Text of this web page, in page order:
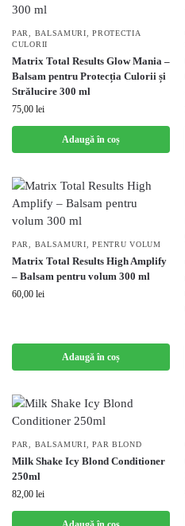
PAR BALSAMURI ,PROTECTIA
CULORII
Matrix Total Results Glow Mania –
Balsam pentru Protecția Culorii și
Strălucire 300 ml
75,00 lei
Adaugă în coș
PAR BALSAMURI ,PENTRU VOLUM
Matrix Total Results High Amplify
– Balsam pentru volum 300 ml
60,00 lei
Adaugă în coș
PAR BALSAMURI ,PAR BLOND
Milk Shake Icy Blond Conditioner
250ml
82,00 lei